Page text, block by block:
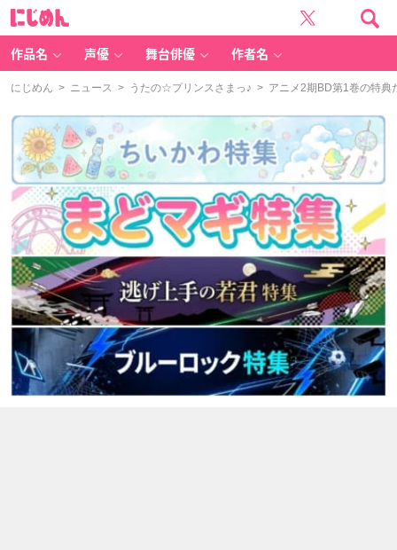
作品名 声優 舞台俳優 作者名
にじめん > ニュース > うたの☆プリンスさまっ♪ > アニメ2期BD第1巻の特典